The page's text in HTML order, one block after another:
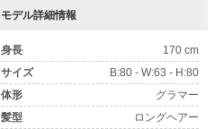
モデル詳細情報
身長
170 cm
サイズ
B:80 - W:63 - H:80
体形
グラマー
髪型
ロングヘアー